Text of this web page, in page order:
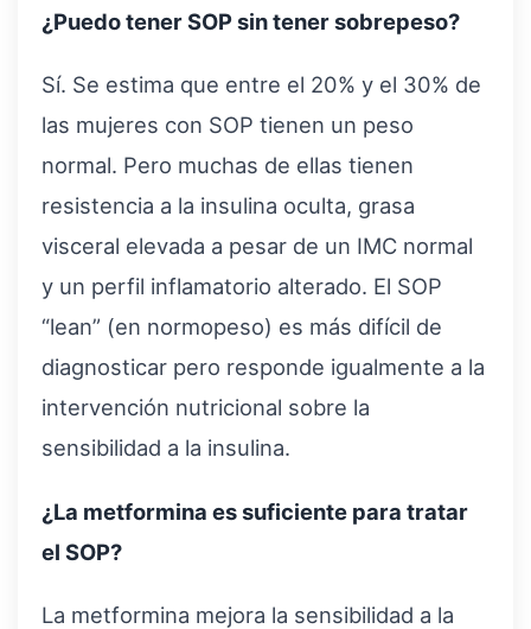
¿Puedo tener SOP sin tener sobrepeso?
Sí. Se estima que entre el 20% y el 30% de
las mujeres con SOP tienen un peso
normal. Pero muchas de ellas tienen
resistencia a la insulina oculta, grasa
visceral elevada a pesar de un IMC normal
y un perfil inflamatorio alterado. El SOP
“lean” (en normopeso) es más difícil de
diagnosticar pero responde igualmente a la
intervención nutricional sobre la
sensibilidad a la insulina.
¿La metformina es suficiente para tratar
el SOP?
La metformina mejora la sensibilidad a la